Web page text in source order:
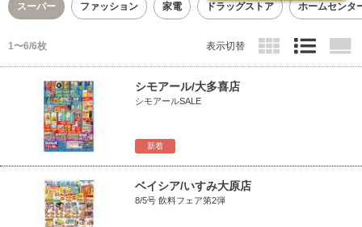
スーパー ファッション 家電 ドラッグストア ホームセンタ
1〜6/6枚 表示切替
新着
シモアール/大多喜店
シモアールSALE
ベイシア/いすみ大原店
8/5号 飲料フェア第2弾